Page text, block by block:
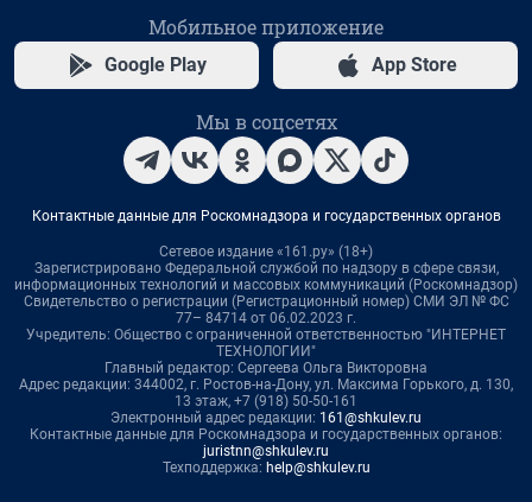
Мобильное приложение
Google Play App Store
Мы в соцсетях
Контактные данные для Роскомнадзора и государственных органов
Сетевое издание «161.ру» (18+)
Зарегистрировано Федеральной службой по надзору в сфере связи,
информационных технологий и массовых коммуникаций (Роскомнадзор)
Свидетельство о регистрации (Регистрационный номер) СМИ ЭЛ № ФС
77– 84714 от 06.02.2023 г.
Учредитель: Общество с ограниченной ответственностью "ИНТЕРНЕТ
ТЕХНОЛОГИИ"
Главный редактор: Сергеева Ольга Викторовна
Адрес редакции: 344002, г. Ростов-на-Дону, ул. Максима Горького, д. 130,
13 этаж, +7 (918) 50-50-161
Электронный адрес редакции: 161@shkulev.ru
Контактные данные для Роскомнадзора и государственных органов:
juristnn@shkulev.ru
Техподдержка: help@shkulev.ru